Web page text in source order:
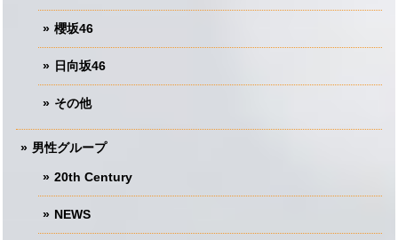
櫻坂46
日向坂46
その他
男性グループ
20th Century
NEWS